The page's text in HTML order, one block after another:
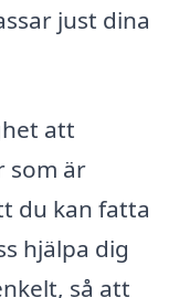
just dina
att
som är
du kan fatta
hjälpa dig
så att